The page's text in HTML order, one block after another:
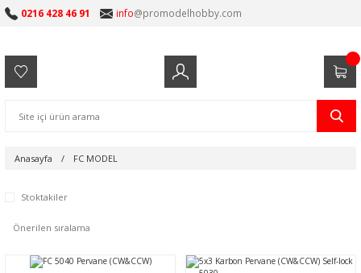
0216 428 46 91 info@promodelhobby.com
Anasayfa FC MODEL
Stoktakiler